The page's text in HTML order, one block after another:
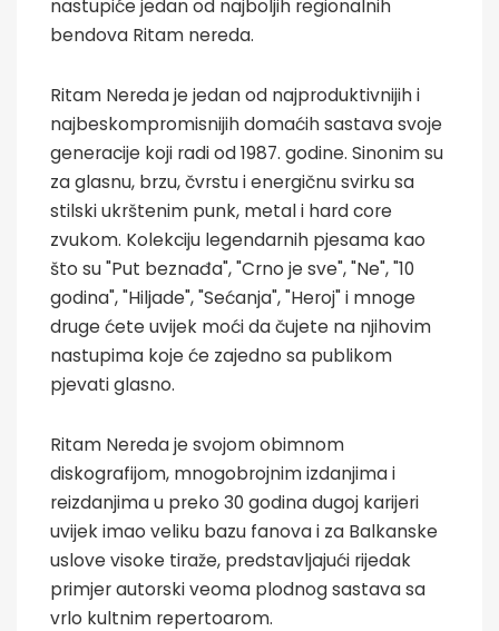
nastupiće jedan od najboljih regionalnih
bendova Ritam nereda.
Ritam Nereda je jedan od najproduktivnijih i
najbeskompromisnijih domaćih sastava svoje
generacije koji radi od 1987. godine. Sinonim su
za glasnu, brzu, čvrstu i energičnu svirku sa
stilski ukrštenim punk, metal i hard core
zvukom. Kolekciju legendarnih pjesama kao
što su "Put beznađa", "Crno je sve", "Ne", "10
godina", "Hiljade", "Sećanja", "Heroj" i mnoge
druge ćete uvijek moći da čujete na njihovim
nastupima koje će zajedno sa publikom
pjevati glasno.
Ritam Nereda je svojom obimnom
diskografijom, mnogobrojnim izdanjima i
reizdanjima u preko 30 godina dugoj karijeri
uvijek imao veliku bazu fanova i za Balkanske
uslove visoke tiraže, predstavljajući rijedak
primjer autorski veoma plodnog sastava sa
vrlo kultnim repertoarom.